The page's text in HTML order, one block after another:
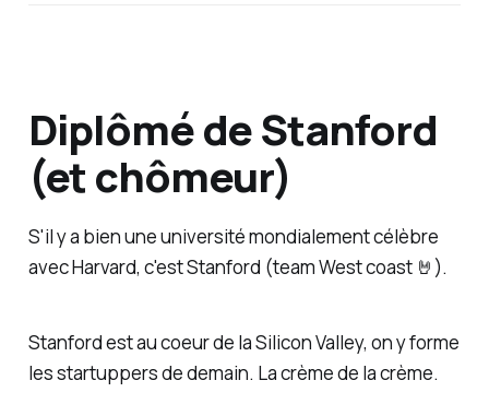
Diplômé de Stanford
(et chômeur)
S'il y a bien une université mondialement célèbre
avec Harvard, c'est Stanford (teamWest coast 🤘).
Stanford est au coeur de la Silicon Valley, on y forme
les startuppers de demain. La crème de la crème.